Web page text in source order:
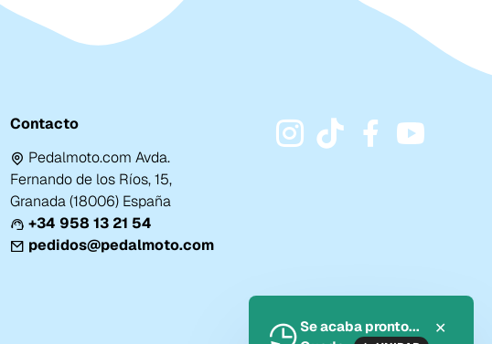
Contacto
Pedalmoto.com Avda.
Fernando de los Ríos, 15,
Granada (18006) España
+34 958 13 21 54
pedidos@pedalmoto.com
Se acaba pronto...
✕